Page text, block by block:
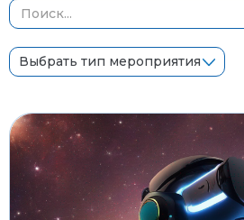
Выбрать тип мероприятия